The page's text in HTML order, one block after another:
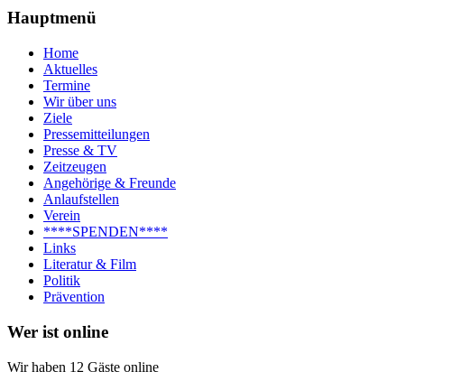
Hauptmenü
Home
Aktuelles
Termine
Wir über uns
Ziele
Pressemitteilungen
Presse & TV
Zeitzeugen
Angehörige & Freunde
Anlaufstellen
Verein
****SPENDEN****
Links
Literatur & Film
Politik
Prävention
Wer ist online
Wir haben 12 Gäste online